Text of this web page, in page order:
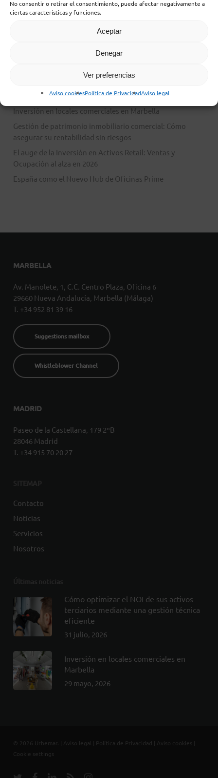
No consentir o retirar el consentimiento, puede afectar negativamente a
ciertas características y funciones.
Aceptar
Denegar
Ver preferencias
Aviso cookiesPolítica de PrivacidadAviso legal
una gestión técnica eficiente
Inversión en locales comerciales en Marbella
Gestión de patrimonio inmobiliario comercial: Cómo
asegurar su rentabilidad sin riesgos
El auge de la Inversión en Activos Retail: Ventas y
Ocupación al alza en 2026
España como el Nuevo Hub de Oficinas Prime
MARBELLA
Av. Manolete, 1, C.C. Centro Plaza, Oficina 6
29660 Nueva Andalucía, Marbella (Málaga)
T. +34 952 81 39 16
Suggestions mailbox
Whistleblower Channel
MADRID
Paseo de la Castellana, 179 2ºB
28046 Madrid
T. +34 915 70 20 27
Contacto
Noticias
Servicios
Nosotros
Cómo optimizar el NOI de sus activos
terciarios mediante una gestión técnica
eficiente
31 julio, 2026
Inversión en locales comerciales en
Marbella
29 mayo, 2026
© 2026 Urbemar. | Aviso legal Política de Privacidad Aviso cookies
Cookie settings
twitter facebooklinkedinRSS instagram